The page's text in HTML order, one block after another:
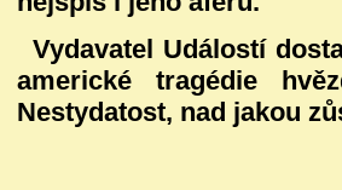
Vydavatel Událostí
americké tragédie
Nestydatost, nad jakou